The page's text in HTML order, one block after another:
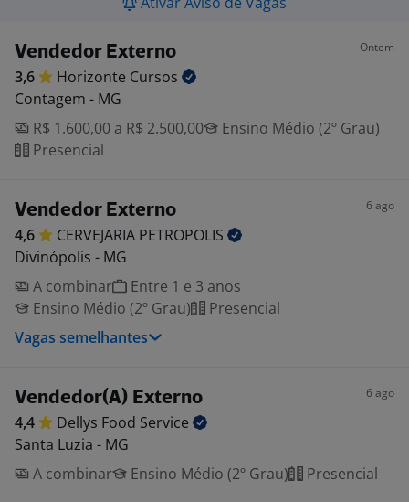
Vendedor Externo Ontem
3,6 Horizonte Cursos
Contagem - MG
R$ 1.600,00 a R$ 2.500,00
Ensino Médio (2º Grau)
Presencial
Vendedor Externo 6 ago
4,6 CERVEJARIA PETROPOLIS
Divinópolis - MG
A combinar
Entre 1 e 3 anos
Ensino Médio (2º Grau)
Presencial
Vagas semelhantes
Vendedor(A) Externo 6 ago
4,4 Dellys Food Service
Santa Luzia - MG
A combinar
Ensino Médio (2º Grau) Presencial